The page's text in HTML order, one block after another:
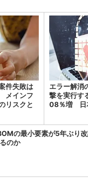
件失敗は
メインフ
リスクと
エラー解消
撃を実行す
08％増 日
の最小要素が5年ぶり
のか